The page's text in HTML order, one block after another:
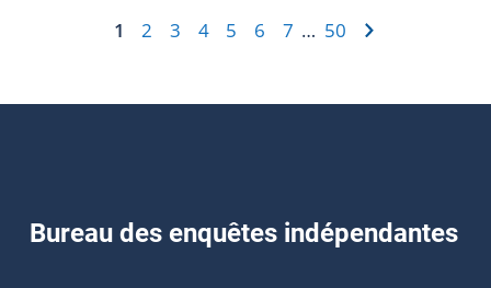
1 2 3 4 5 6 7 … 50
Bureau des enquêtes indépendantes